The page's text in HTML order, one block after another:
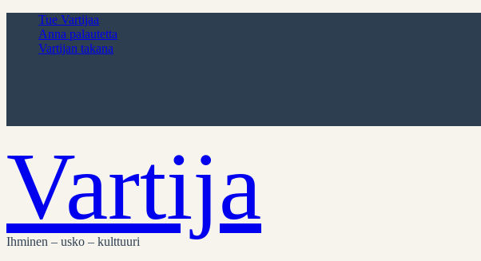
Tue Vartijaa
Anna palautetta
Vartijan takana
Vartija
Ihminen – usko – kulttuuri